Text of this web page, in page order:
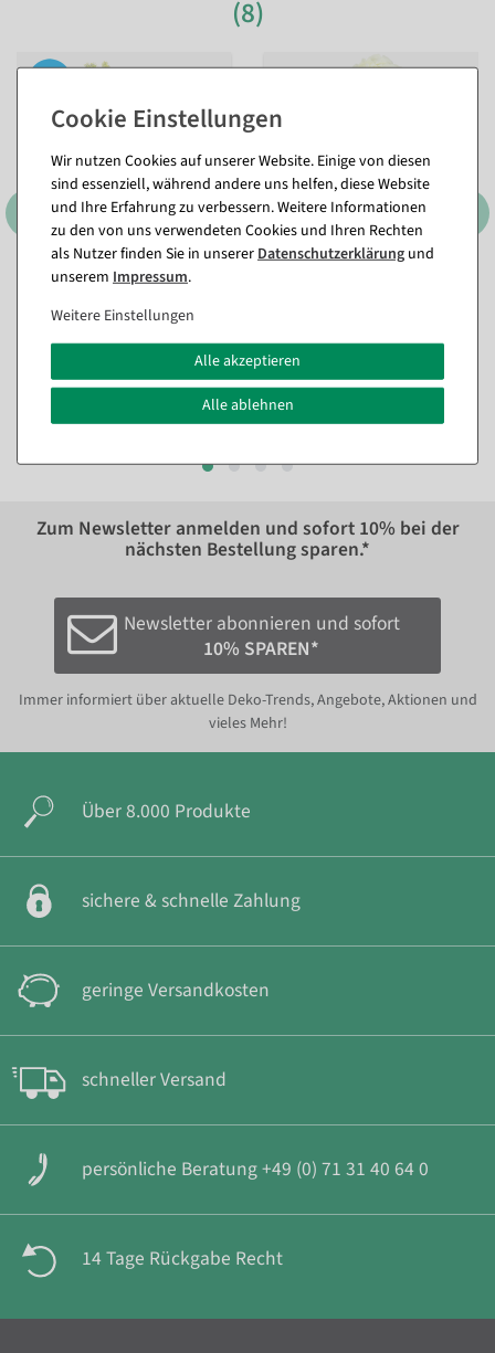
(8)
Künstlicher Blumenzweig
aus Kunststoff
Sofort versandfähig.
22,95 EUR zzgl. ges. MwSt.
ab 4,70 €
3,95 EUR zzgl. ges. MwSt.
Zum Newsletter anmelden und sofort 10% bei der
nächsten Bestellung sparen.*
Newsletter abonnieren und sofort
10% SPAREN*
Immer informiert über aktuelle Deko-Trends, Angebote, Aktionen und
vieles Mehr!
Über 8.000 Produkte
sichere & schnelle Zahlung
geringe Versandkosten
schneller Versand
persönliche Beratung +49 (0) 71 31 40 64 0
14 Tage Rückgabe Recht
Wir nutzen Cookies auf unserer Website. Einige von diesen
sind essenziell, während andere uns helfen, diese Website
und Ihre Erfahrung zu verbessern. Weitere Informationen
zu den von uns verwendeten Cookies und Ihren Rechten
als Nutzer finden Sie in unsererDaten­schutz­erklärung und
unserem Impressum.
Weitere Einstellungen
Alle akzeptieren
Alle ablehnen